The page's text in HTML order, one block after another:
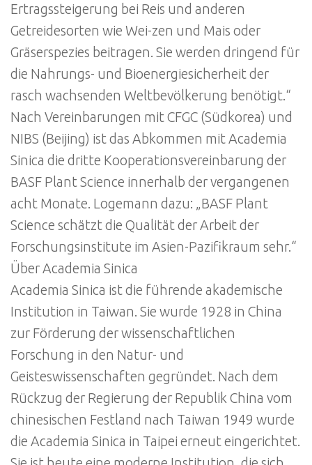
Ertragssteigerung bei Reis und anderen
Getreidesorten wie Wei-zen und Mais oder
Gräserspezies beitragen. Sie werden dringend für
die Nahrungs- und Bioenergiesicherheit der
rasch wachsenden Weltbevölkerung benötigt.“
Nach Vereinbarungen mit CFGC (Südkorea) und
NIBS (Beijing) ist das Abkommen mit Academia
Sinica die dritte Kooperationsvereinbarung der
BASF Plant Science innerhalb der vergangenen
acht Monate. Logemann dazu: „BASF Plant
Science schätzt die Qualität der Arbeit der
Forschungsinstitute im Asien-Pazifikraum sehr.“
Über Academia Sinica
Academia Sinica ist die führende akademische
Institution in Taiwan. Sie wurde 1928 in China
zur Förderung der wissenschaftlichen
Forschung in den Natur- und
Geisteswissenschaften gegründet. Nach dem
Rückzug der Regierung der Republik China vom
chinesischen Festland nach Taiwan 1949 wurde
die Academia Sinica in Taipei erneut eingerichtet.